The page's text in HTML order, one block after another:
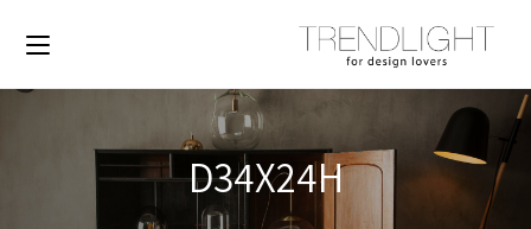
D34X24H